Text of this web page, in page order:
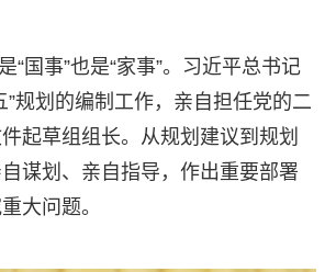
“国事”也是“家事”。习近平总书记
”规划的编制工作，亲自担任党的二
起草组组长。从规划建议到规划
谋划、亲自指导，作出重要部署
大问题。